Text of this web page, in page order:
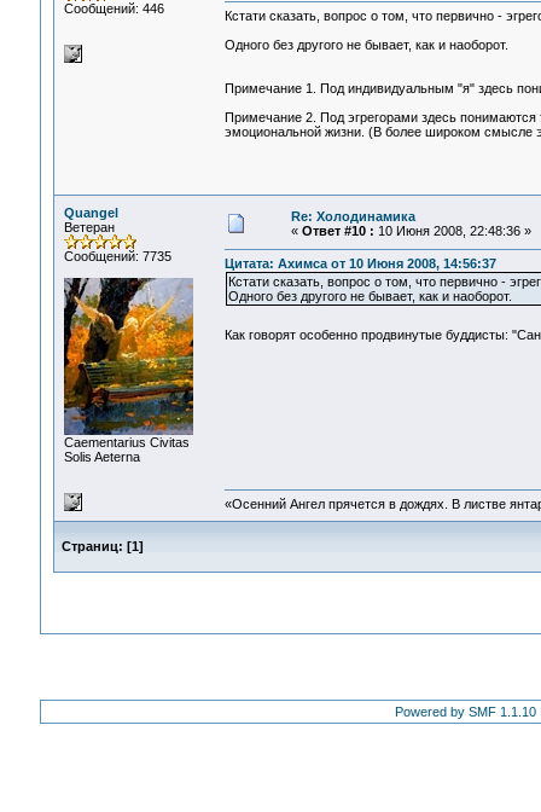
Сообщений: 446
Кстати сказать, вопрос о том, что первично -
Одного без другого не бывает, как и наоборот.
Примечание 1. Под индивидуальным "я" здесь
Примечание 2. Под эгрегорами здесь
эмоциональной жизни. (В более широком смысле
Quangel
Ветеран
Сообщений: 7735
Сaementarius Civitas
Solis Aeterna
Re: Холодинамика
« Ответ #10 : 10 Июня 2008, 22:48:36 »
Цитата: Ахимса от 10 Июня 2008, 14:56:37
Кстати сказать, вопрос о том, что первично -
Одного без другого не бывает, как и наоборот.
Как говорят особенно продвинутые буддисты:
«Осенний Ангел прячется в дождях. В листве
Страниц: [1]
Powered by SMF 1.1.10